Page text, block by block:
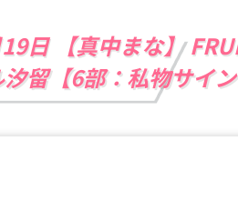
日 【真中まな】
留【6部：私物サイ